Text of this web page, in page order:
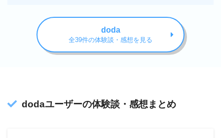
なかったので、転職に向けて非常にスムーズに話を
進めることができました。
その結果、希望とする職業に転職することができま
doda
全39件の体験談・感想を見る
dodaユーザーの体験談・感想まとめ